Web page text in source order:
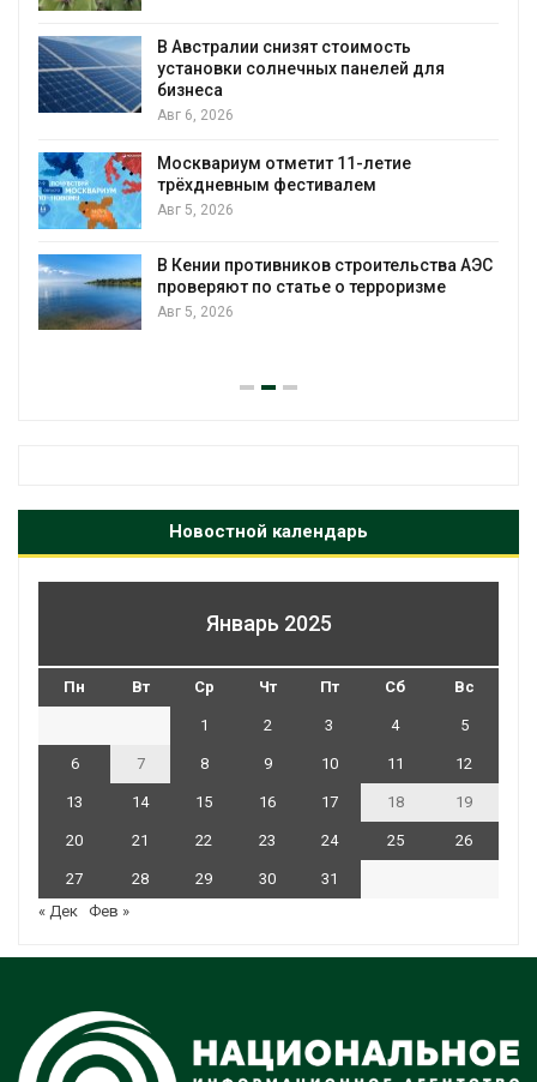
В Австралии снизят стоимость
установки солнечных панелей для
бизнеса
Авг 6, 2026
Москвариум отметит 11-летие
трёхдневным фестивалем
Авг 5, 2026
В Кении противников строительства АЭС
проверяют по статье о терроризме
Авг 5, 2026
Новостной календарь
Январь 2025
Пн Вт Ср Чт Пт Сб Вс
1 2 3 4 5
6 7 8 9 10 11 12
13 14 15 16 17 18 19
20 21 22 23 24 25 26
27 28 29 30
31
« Дек Фев »